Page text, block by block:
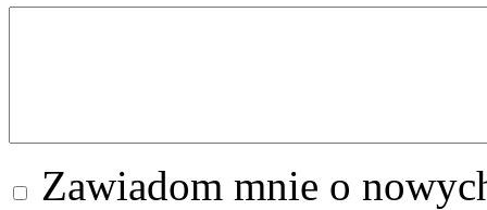
Zawiadom mnie o